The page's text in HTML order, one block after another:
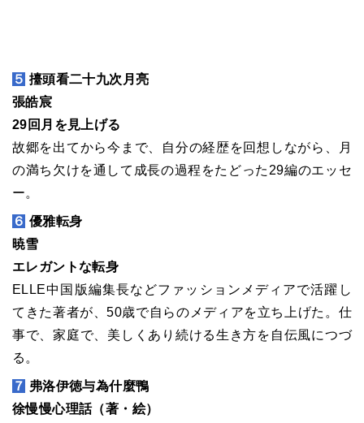
５ 擡頭看二十九次月亮
張皓宸
29回月を見上げる
故郷を出てから今まで、自分の経歴を回想しながら、月
の満ち欠けを通して成長の過程をたどった29編のエッセ
ー。
６ 優雅転身
暁雪
エレガントな転身
ELLE中国版編集長などファッションメディアで活躍し
てきた著者が、50歳で自らのメディアを立ち上げた。仕
事で、家庭で、美しくあり続ける生き方を自伝風につづ
る。
７ 弗洛伊徳与為什麼鴨
徐慢慢心理話（著・絵）